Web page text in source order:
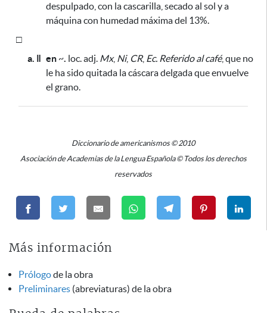
despulpado, con la cascarilla, secado al sol y a
máquina con humedad máxima del 13%.
□
a. ǁ en ~. loc. adj. Mx, Ni, CR, Ec. Referido al café, que no
le ha sido quitada la cáscara delgada que envuelve
el grano.
Diccionario de americanismos © 2010
Asociación de Academias de la Lengua Española © Todos los derechos
reservados
Más información
Prólogode la obra
Preliminares (abreviaturas) de la obra